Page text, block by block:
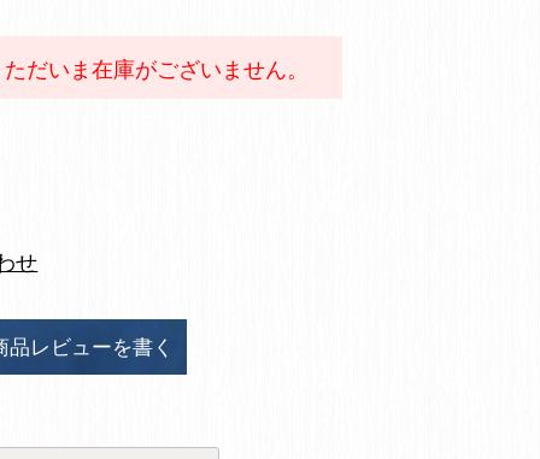
だいま在庫がございません。
せ
品レビューを書く